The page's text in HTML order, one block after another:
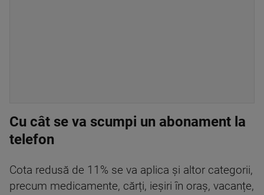
Cu cât se va scumpi un abonament la
telefon
Cota redusă de 11% se va aplica și altor categorii,
precum medicamente, cărți, ieșiri în oraș, vacanțe,